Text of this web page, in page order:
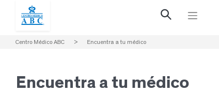
Centro Médico ABC > Encuentra a tu médico
Encuentra a tu médico